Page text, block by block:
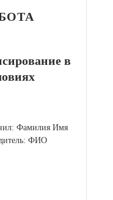
в
Фамилия Имя
ФИО